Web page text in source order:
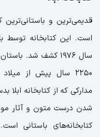
قدیمی‌ترین و باستانی‌ترین
است. این کتابخانه توسط
سال 1976 کشف شد.
2250 سال پیش از
مدارکی که از کتابخانه
شدن درست متون و آثار
کتابخانه‌های باستانی